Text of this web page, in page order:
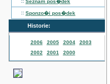
Seznam pos�dek
:: Sponzo�i pos�dek
Historie:
2006 2005 2004
2003
2002
2001 2000